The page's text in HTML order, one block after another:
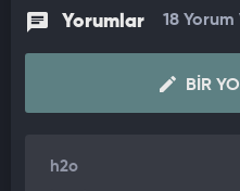
tatbikatında "Kader 110",
303" balistik füzesinin temsili
bildirdi.
Tatbikatta, füzelerin
düzenledi.
Yorumlar 18 Yorum
BIR
h2o